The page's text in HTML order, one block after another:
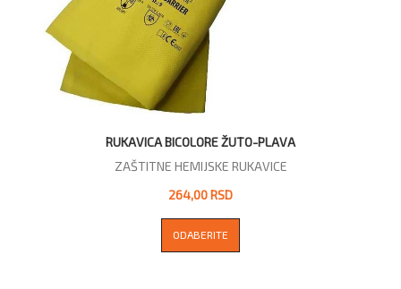
RUKAVICA BICOLORE ŽUTO-PLAVA
ZAŠTITNE HEMIJSKE RUKAVICE
264,00 RSD
ODABERITE